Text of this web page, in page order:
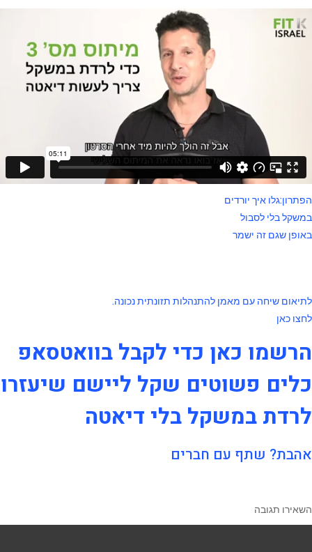
הפתרון:גלו איך יורדים
במשקל בלי לסבול
באופן שגם זה ישמר
לתיאום שיחה עם מאמן להתנהלות תזונתית נכונה.
לחצו כאן
הרשמו כאן כדי לקבל בוואטסאפ
כלים פשוטים שקל ליישם שיעזרו
לרדת במשקל בלי דיאטה
אהבת? שתף עם חברים
השאירו תגובה